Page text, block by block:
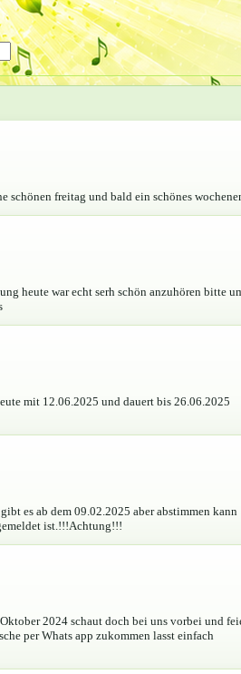
schönen freitag und bald ein schönes
heute war echt serh schön anzuhören bitte
mit 12.06.2025 und dauert bis 26.06.2025
es ab dem 09.02.2025 aber abstimmen kann
ist.!!!Achtung!!!
2024 schaut doch bei uns vorbei und
per Whats app zukommen lasst einfach